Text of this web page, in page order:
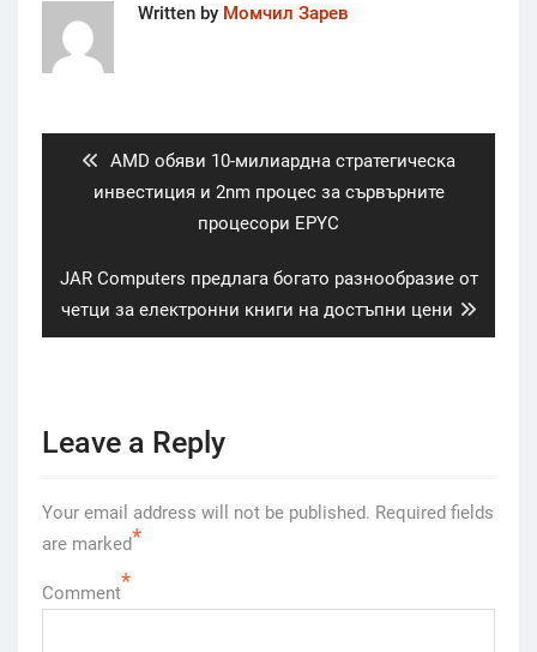
Written by Момчил Зарев
Previous
post:
AMD обяви 10-милиардна стратегическа
инвестиция и 2nm процес за сървърните
процесори EPYC
Next
post:
JAR Computers предлага богато разнообразие от
четци за електронни книги на достъпни цени
Leave a Reply
Your email address will not be published. Required fields
are marked*
Comment*